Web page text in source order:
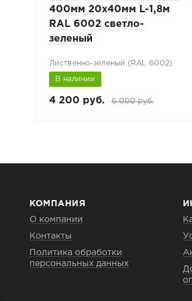
400мм 20x40мм L-1,8м
RAL 6002 светло-
зеленый
Лиственно-зеленый (RAL 6002)
В наличии
4 200 руб. 6 000 руб.
КОМПАНИЯ
О компании
Контакты
Политика обработки
персональных данных